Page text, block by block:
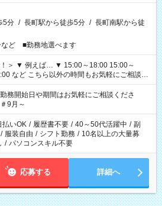
5分 / 長町駅から徒歩5分 / 長町南駅から徒
など ■勤務地選べます
15:00～
お気軽にご相談く
開始日や期間はお気軽にご相談くださ
9月～
払いOK / 履歴書不要 / 40～50代活躍中 / 副
/ 服装自由 / シフト勤務 / 10名以上の大量募
/ パソコンスキル不要
応募する 詳細へ